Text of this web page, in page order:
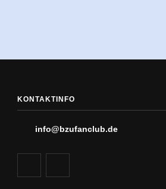
KONTAKTINFO
info@bzufanclub.de